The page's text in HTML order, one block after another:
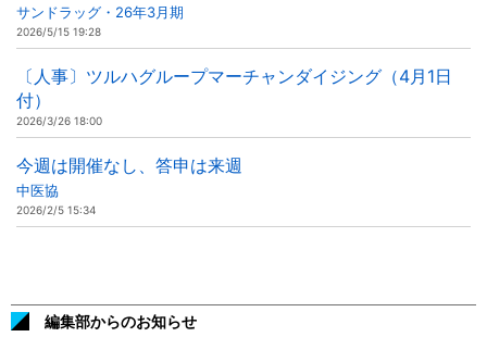
サンドラッグ・26年3月期
2026/5/15 19:28
〔人事〕ツルハグループマーチャンダイジング（4月1日
付）
2026/3/26 18:00
今週は開催なし、答申は来週
中医協
2026/2/5 15:34
編集部からのお知らせ